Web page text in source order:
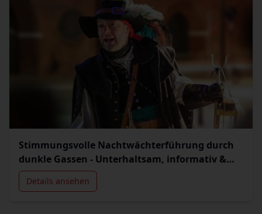
Stimmungsvolle Nachtwächterführung durch
dunkle Gassen - Unterhaltsam, informativ &
authentisch
Details ansehen